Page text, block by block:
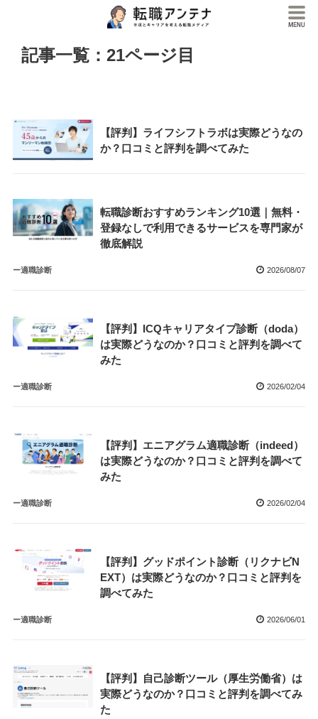
記事一覧：21ページ目
【評判】ライフシフトラボは実際どうなの
か？口コミと評判を調べてみた
転職診断おすすめランキング10選｜無料・
登録なしで利用できるサービスを専門家が
徹底解説
ー適職診断 2026/08/07
【評判】ICQキャリアタイプ診断（doda）
は実際どうなのか？口コミと評判を調べて
みた
ー適職診断 2026/02/04
【評判】エニアグラム適職診断（indeed）
は実際どうなのか？口コミと評判を調べて
みた
ー適職診断 2026/02/04
【評判】グッドポイント診断（リクナビN
EXT）は実際どうなのか？口コミと評判を
調べてみた
ー適職診断 2026/06/01
【評判】自己診断ツール（厚生労働省）は
実際どうなのか？口コミと評判を調べてみ
た